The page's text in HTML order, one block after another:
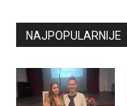
NAJPOPULARNIJE